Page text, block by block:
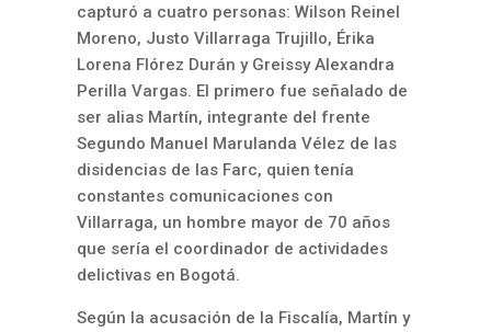
capturó a cuatro personas: Wilson Reinel
Moreno, Justo Villarraga Trujillo, Érika
Lorena Flórez Durán y Greissy Alexandra
Perilla Vargas. El primero fue señalado de
ser alias Martín, integrante del frente
Segundo Manuel Marulanda Vélez de las
disidencias de las Farc, quien tenía
constantes comunicaciones con
Villarraga, un hombre mayor de 70 años
que sería el coordinador de actividades
delictivas en Bogotá.
Según la acusación de la Fiscalía, Martín y